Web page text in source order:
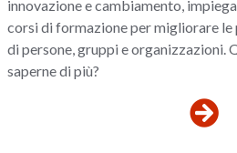
innovazione e cambiamento,
corsi di formazione per migliorare
di persone, gruppi e organizzazioni.
saperne di più?